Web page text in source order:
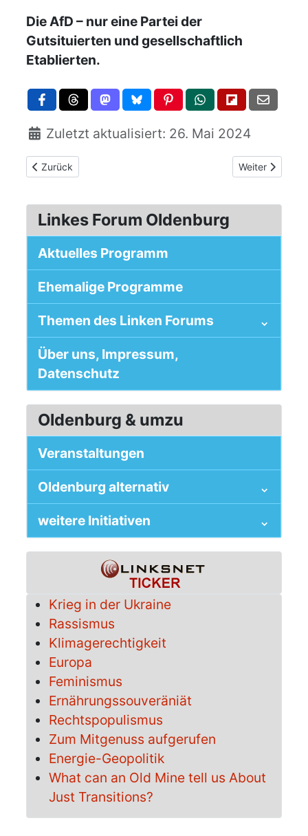
Die AfD – nur eine Partei der
Gutsituierten und gesellschaftlich
Etablierten.
Zuletzt aktualisiert: 26. Mai 2024
Vorheriger Beitrag: Aktion am 1. Juni in Brake:
Zurück Nächster
Weiter
Linkes Forum Oldenburg
Aktuelles Programm
Ehemalige Programme
Themen des Linken Forums
Über uns, Impressum,
Datenschutz
Oldenburg & umzu
Veranstaltungen
Oldenburg alternativ
weitere Initiativen
Krieg in der Ukraine
Rassismus
Klimagerechtigkeit
Europa
Feminismus
Ernährungssouveräniät
Rechtspopulismus
Zum Mitgenuss aufgerufen
Energie-Geopolitik
What can an Old Mine tell us About
Just Transitions?